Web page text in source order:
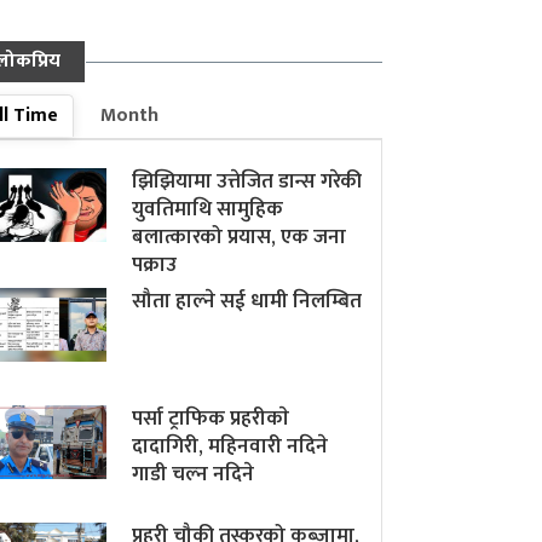
Time
Month
झिझियामा उत्तेजित डान्स गरेकी
युवतिमाथि सामुहिक
बलात्कारको प्रयास, एक जना
पक्राउ
सौता हाल्ने सई धामी निलम्बित
पर्सा ट्राफिक प्रहरीकाे
दादागिरी, महिनवारी नदिने
गाडी चल्न नदिने